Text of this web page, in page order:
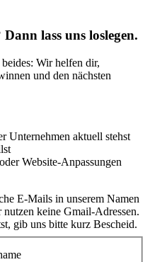
lass uns loslegen.
Wir helfen dir,
und den nächsten
Unternehmen aktuell stehst
Website-Anpassungen
E-Mails in unserem Namen
keine Gmail-Adressen.
gib uns bitte kurz Bescheid.